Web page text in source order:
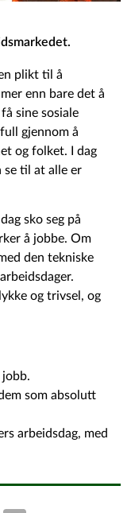
plikt til å
enn bare det å
sine sosiale
gjennom å
og folket. I dag
se til at alle er
sko seg på
å jobbe. Om
den tekniske
og trivsel, og
jobb.
som absolutt
arbeidsdag, med